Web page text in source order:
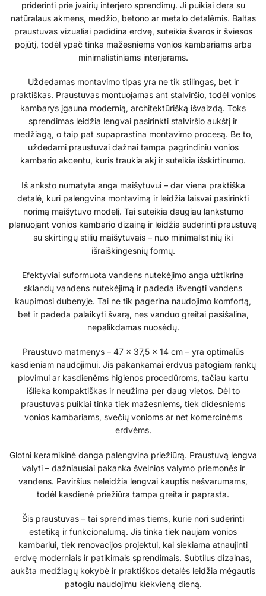
priderinti prie įvairių interjero sprendimų. Ji puikiai dera su
natūralaus akmens, medžio, betono ar metalo detalėmis. Baltas
praustuvas vizualiai padidina erdvę, suteikia švaros ir šviesos
pojūtį, todėl ypač tinka mažesniems vonios kambariams arba
minimalistiniams interjerams.
Uždedamas montavimo tipas yra ne tik stilingas, bet ir
praktiškas. Praustuvas montuojamas ant stalviršio, todėl vonios
kambarys įgauna modernią, architektūrišką išvaizdą. Toks
sprendimas leidžia lengvai pasirinkti stalviršio aukštį ir
medžiagą, o taip pat supaprastina montavimo procesą. Be to,
uždedami praustuvai dažnai tampa pagrindiniu vonios
kambario akcentu, kuris traukia akį ir suteikia išskirtinumo.
Iš anksto numatyta anga maišytuvui – dar viena praktiška
detalė, kuri palengvina montavimą ir leidžia laisvai pasirinkti
norimą maišytuvo modelį. Tai suteikia daugiau lankstumo
planuojant vonios kambario dizainą ir leidžia suderinti praustuvą
su skirtingų stilių maišytuvais – nuo minimalistinių iki
išraiškingesnių formų.
Efektyviai suformuota vandens nutekėjimo anga užtikrina
sklandų vandens nutekėjimą ir padeda išvengti vandens
kaupimosi dubenyje. Tai ne tik pagerina naudojimo komfortą,
bet ir padeda palaikyti švarą, nes vanduo greitai pasišalina,
nepalikdamas nuosėdų.
Praustuvo matmenys – 47 x 37,5 x 14 cm – yra optimalūs
kasdieniam naudojimui. Jis pakankamai erdvus patogiam rankų
plovimui ar kasdienėms higienos procedūroms, tačiau kartu
išlieka kompaktiškas ir neužima per daug vietos. Dėl to
praustuvas puikiai tinka tiek mažesniems, tiek didesniems
vonios kambariams, svečių vonioms ar net komercinėms
erdvėms.
Glotni keramikinė danga palengvina priežiūrą. Praustuvą lengva
valyti – dažniausiai pakanka švelnios valymo priemonės ir
vandens. Paviršius neleidžia lengvai kauptis nešvarumams,
todėl kasdienė priežiūra tampa greita ir paprasta.
Šis praustuvas – tai sprendimas tiems, kurie nori suderinti
estetiką ir funkcionalumą. Jis tinka tiek naujam vonios
kambariui, tiek renovacijos projektui, kai siekiama atnaujinti
erdvę moderniais ir patikimais sprendimais. Subtilus dizainas,
aukšta medžiagų kokybė ir praktiškos detalės leidžia mėgautis
patogiu naudojimu kiekvieną dieną.